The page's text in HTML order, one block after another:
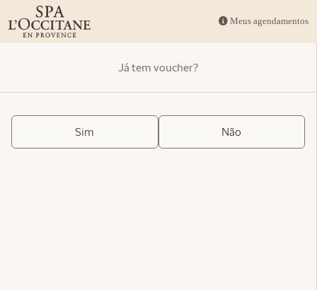
Meus agendamentos
Já tem voucher?
Sim Não